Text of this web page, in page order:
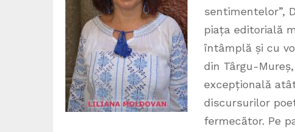
sentimentelor”,
piața editorială
întâmplă și cu
din Târgu-
excepțională
discursurilor
fermecător. Pe